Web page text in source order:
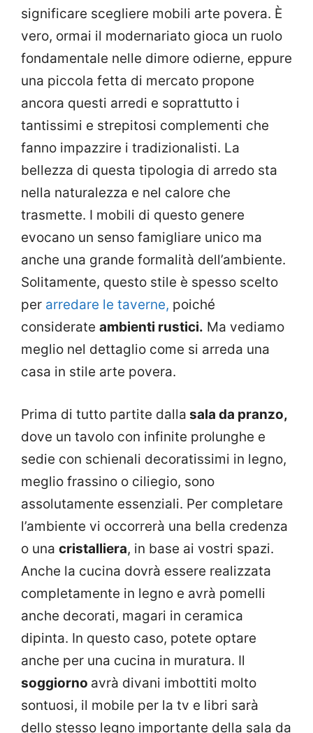
significare scegliere mobili arte povera. È
vero, ormai il modernariato gioca un ruolo
fondamentale nelle dimore odierne, eppure
una piccola fetta di mercato propone
ancora questi arredi e soprattutto i
tantissimi e strepitosi complementi che
fanno impazzire i tradizionalisti. La
bellezza di questa tipologia di arredo sta
nella naturalezza e nel calore che
trasmette. I mobili di questo genere
evocano un senso famigliare unico ma
anche una grande formalità dell’ambiente.
Solitamente, questo stile è spesso scelto
per arredare le taverne, poiché
considerate ambienti rustici. Ma vediamo
meglio nel dettaglio come si arreda una
casa in stile arte povera.
Prima di tutto partite dalla sala da pranzo,
dove un tavolo con infinite prolunghe e
sedie con schienali decoratissimi in legno,
meglio frassino o ciliegio, sono
assolutamente essenziali. Per completare
l’ambiente vi occorrerà una bella credenza
o una cristalliera, in base ai vostri spazi.
Anche la cucina dovrà essere realizzata
completamente in legno e avrà pomelli
anche decorati, magari in ceramica
dipinta. In questo caso, potete optare
anche per una cucina in muratura. Il
soggiorno avrà divani imbottiti molto
sontuosi, il mobile per la tv e libri sarà
dello stesso legno importante della sala da